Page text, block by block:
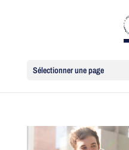
Sélectionner une page